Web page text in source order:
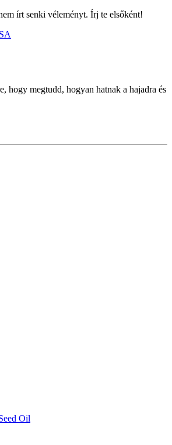
írt senki véleményt. Írj te elsőként!
hogy megtudd, hogyan hatnak a hajadra és
Oil